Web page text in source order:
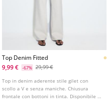
Top Denim Fitted
9,99 €
-67% 29,99 €
Top in denim aderente stile gilet con
scollo a V e senza maniche. Chiusura
frontale con bottoni in tinta. Disponibile in